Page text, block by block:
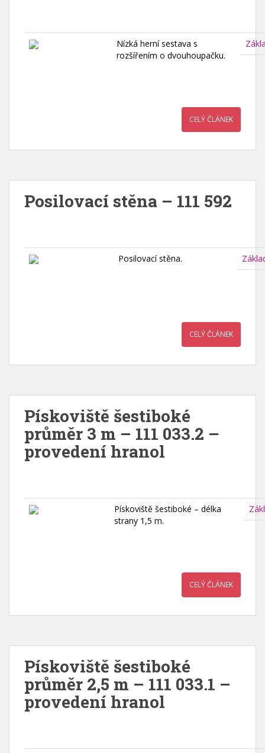
Nízká herní sestava s
rozšířením o dvouhoupačku.
CELÝ ČLÁNEK
Posilovací stěna – 111 592
Posilovací stěna.
CELÝ ČLÁNEK
Pískoviště šestiboké
průměr 3 m – 111 033.2 –
provedení hranol
Pískoviště šestiboké – délka
strany 1,5 m.
CELÝ ČLÁNEK
Pískoviště šestiboké
průměr 2,5 m – 111 033.1 –
provedení hranol